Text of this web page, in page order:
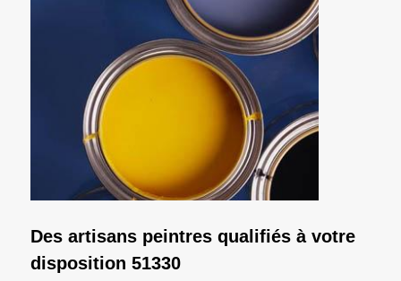
Des artisans peintres qualifiés à votre
disposition 51330